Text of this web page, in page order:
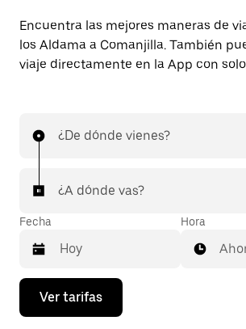
Encuentra las mejores maneras de
los Aldama a Comanjilla. También
viaje directamente en la App con
¿De dónde vienes?
¿A dónde vas?
Fecha
Presiona
flecha
Hora
Ver tarifas